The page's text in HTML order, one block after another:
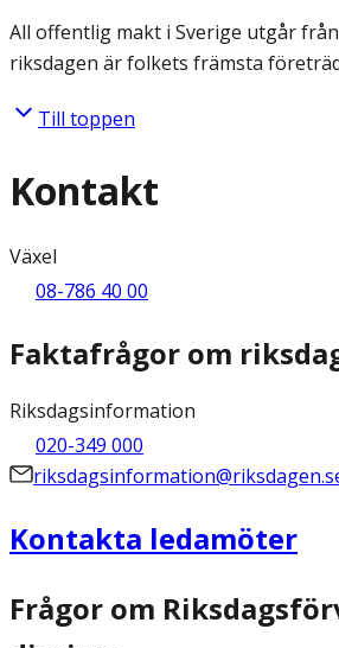
All offentlig makt i Sverige utgår
riksdagen är folkets främsta
Till toppen
Kontakt
Växel
08-786 40 00
Faktafrågor om
Riksdagsinformation
020-349 000
Kontakta ledamöter
Frågor om